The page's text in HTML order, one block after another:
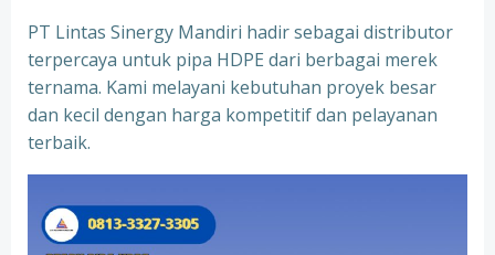
PT Lintas Sinergy Mandiri hadir sebagai distributor
terpercaya untuk pipa HDPE dari berbagai merek
ternama. Kami melayani kebutuhan proyek besar
dan kecil dengan harga kompetitif dan pelayanan
terbaik.